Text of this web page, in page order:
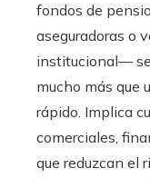
fondos de
aseguradoras o
institucional—
mucho más que
rápido. Implica
comerciales,
que reduzcan el